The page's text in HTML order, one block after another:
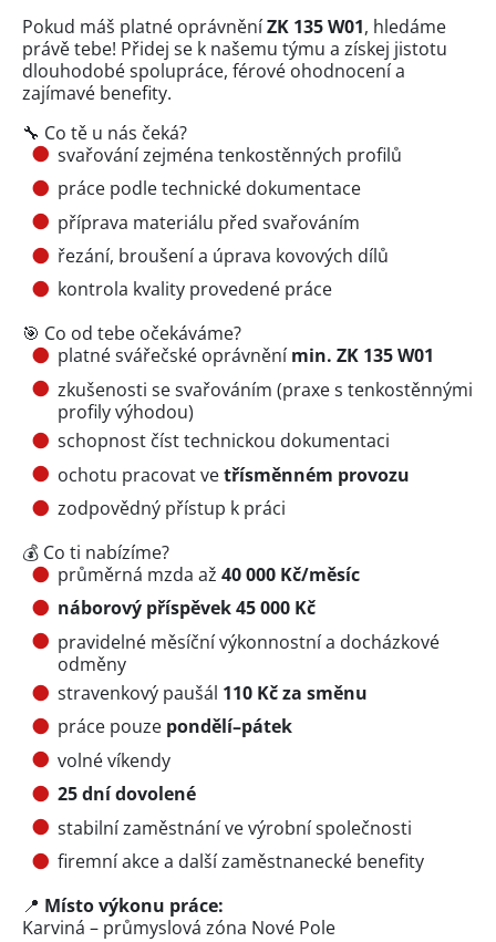
Pokud máš platné oprávněníZK 135 W01, hledáme
právě tebe! Přidej se k našemu týmu a získej jistotu
dlouhodobé spolupráce, férové ohodnocení a
zajímavé benefity.
🔧 Co tě u nás čeká?
svařování zejména tenkostěnných profilů
práce podle technické dokumentace
příprava materiálu před svařováním
řezání, broušení a úprava kovových dílů
kontrola kvality provedené práce
🎯 Co od tebe očekáváme?
platné svářečské oprávněnímin. ZK 135 W01
zkušenosti se svařováním (praxe s tenkostěnnými
profily výhodou)
schopnost číst technickou dokumentaci
ochotu pracovat vetřísměnném provozu
zodpovědný přístup k práci
💰 Co ti nabízíme?
průměrná mzda až 40 000 Kč/měsíc
náborový příspěvek 45 000 Kč
pravidelné měsíční výkonnostní a docházkové
odměny
stravenkový paušál 110 Kč za směnu
práce pouze pondělí–pátek
volné víkendy
25 dní dovolené
stabilní zaměstnání ve výrobní společnosti
firemní akce a další zaměstnanecké benefity
📍 Místo výkonu práce:
Karviná – průmyslová zóna Nové Pole